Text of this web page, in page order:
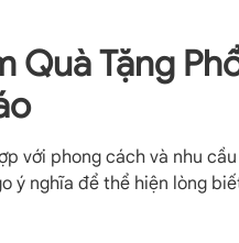
Quà Tặng
với phong cách và nhu
ý nghĩa để thể hiện lòng